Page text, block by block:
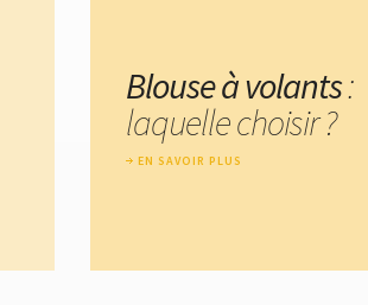
Blouse à volants:
laquelle choisir ?
EN SAVOIR PLUS